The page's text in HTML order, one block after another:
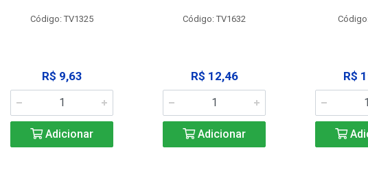
Código: TV1325
R$ 9,63
Adicionar
Código: TV1632
R$ 12,46
Adicionar
R$